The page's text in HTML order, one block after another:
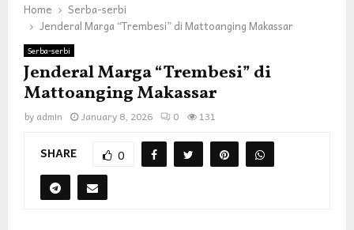
Home
Serba-serbi
Jenderal Marga “Trembesi” di Mattoanging Makassar
Serba-serbi
Jenderal Marga “Trembesi” di
Mattoanging Makassar
by admin January 8, 2026 0 131
SHARE 0